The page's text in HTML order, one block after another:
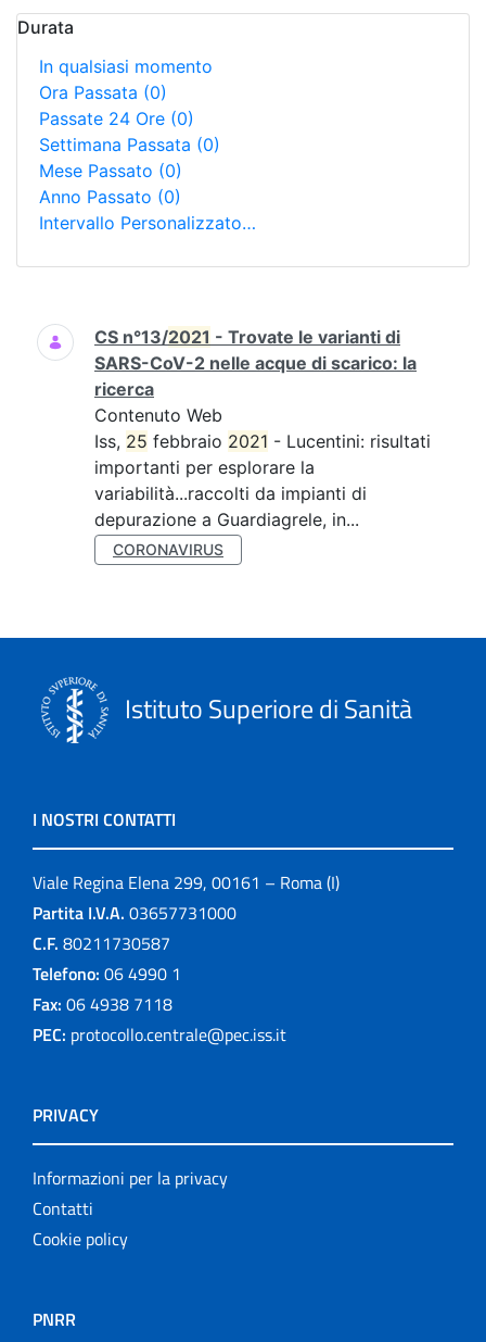
Durata
In qualsiasi momento
Ora Passata (0)
Passate 24 Ore (0)
Settimana Passata (0)
Mese Passato (0)
Anno Passato (0)
Intervallo Personalizzato…
Ricerca
CS n°13/2021 - Trovate le varianti di
SARS-CoV-2 nelle acque di scarico: la
ricerca
Contenuto Web
Iss, 25 febbraio 2021 - Lucentini: risultati
importanti per esplorare la
variabilità...raccolti da impianti di
depurazione a Guardiagrele, in...
CORONAVIRUS
Istituto Superiore di Sanità
I NOSTRI CONTATTI
Viale Regina Elena 299, 00161 – Roma (I)
Partita I.V.A. 03657731000
C.F. 80211730587
Telefono: 06 4990 1
Fax: 06 4938 7118
PEC: protocollo.centrale@pec.iss.it
PRIVACY
Informazioni per la privacy
Contatti
Cookie policy
PNRR